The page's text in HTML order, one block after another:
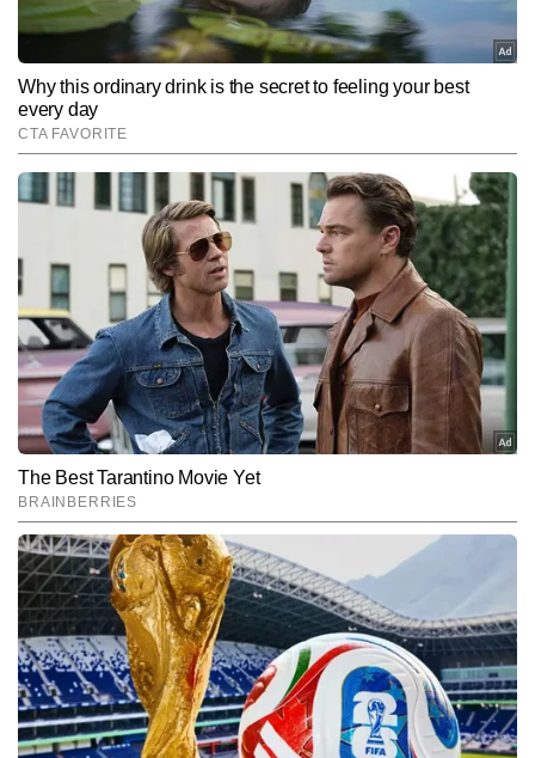
डॉक्यूमेंट्स, वेबसाइट और रिकॉर्ड में होगा बदलाव
Hindi News Education
मकरंद काले
सुखदुःखे समे कृत्वा लाभालाभौ जयाजयौ।\nततो युद्धाय युज्यस्व नैवं
पापमवाप्स्यसि\n\nसाल 2008 में by chance journalist बना। 2013 से by
choice journalist हूं। कहते हैं ना कि अच्छे काम में पहले बहुत परेशानियां आती
हैं। और बाद में उसी की आदत पड़ जाती है।
और पढ़ें
Follow Us:
Subscribe to our daily Newsletter!